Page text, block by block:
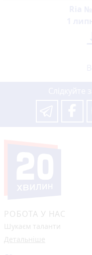
РОБОТА У НАС
Шукаєм таланти
Детальніше